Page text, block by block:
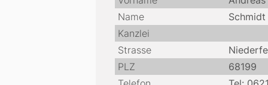
Name
Schmidt
Kanzlei
Strasse
PLZ
68199